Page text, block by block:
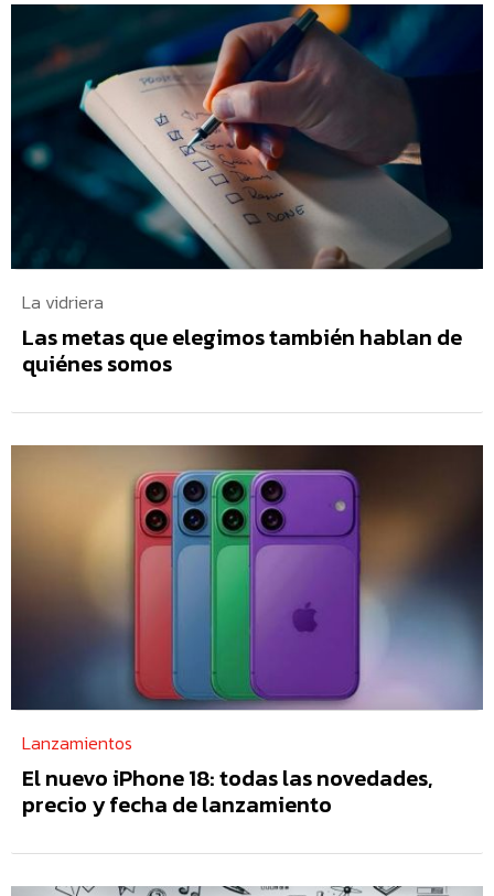
La vidriera
Las metas que elegimos también hablan de
quiénes somos
Lanzamientos
El nuevo iPhone 18: todas las novedades,
precio y fecha de lanzamiento